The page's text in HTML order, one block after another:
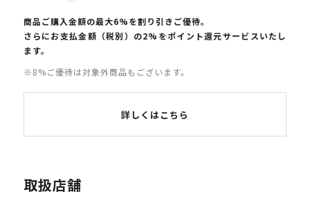
商品ご購入金額の最大6%を割り引きご優待。
さらにお支払金額（税別）の2%をポイント還元サービスいたし
ます。
※8%ご優待は対象外商品もございます。
詳しくはこちら
取扱店舗